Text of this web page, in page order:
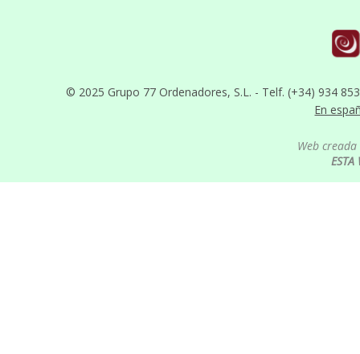
© 2025 Grupo 77 Ordenadores, S.L. - Telf. (+34) 934
En
Web
ESTA